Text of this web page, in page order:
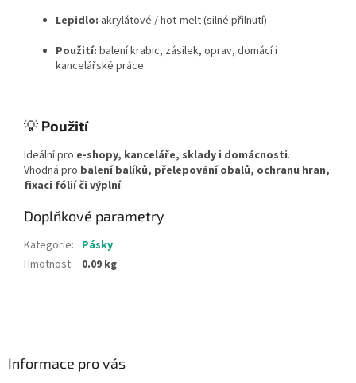
Lepidlo: akrylátové / hot-melt (silné přilnutí)
Použití: balení krabic, zásilek, oprav, domácí i
kancelářské práce
💡 Použití
Ideální pro e-shopy, kanceláře, sklady i domácnosti.
Vhodná pro balení balíků, přelepování obalů, ochranu hran,
fixaci fólií či výplní.
Doplňkové parametry
Kategorie: Pásky
Hmotnost: 0.09 kg
Informace pro vás